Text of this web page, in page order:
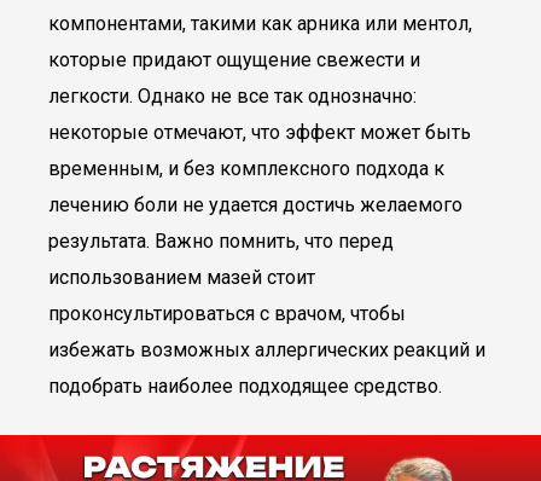
компонентами, такими как арника или ментол,
которые придают ощущение свежести и
легкости. Однако не все так однозначно:
некоторые отмечают, что эффект может быть
временным, и без комплексного подхода к
лечению боли не удается достичь желаемого
результата. Важно помнить, что перед
использованием мазей стоит
проконсультироваться с врачом, чтобы
избежать возможных аллергических реакций и
подобрать наиболее подходящее средство.